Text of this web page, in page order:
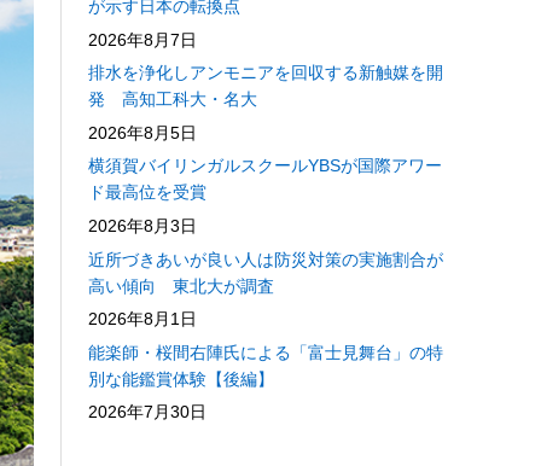
が示す日本の転換点
2026年8月7日
排水を浄化しアンモニアを回収する新触媒を開
発 高知工科大・名大
2026年8月5日
横須賀バイリンガルスクールYBSが国際アワー
ド最高位を受賞
2026年8月3日
近所づきあいが良い人は防災対策の実施割合が
高い傾向 東北大が調査
2026年8月1日
能楽師・桜間右陣氏による「富士見舞台」の特
別な能鑑賞体験【後編】
2026年7月30日